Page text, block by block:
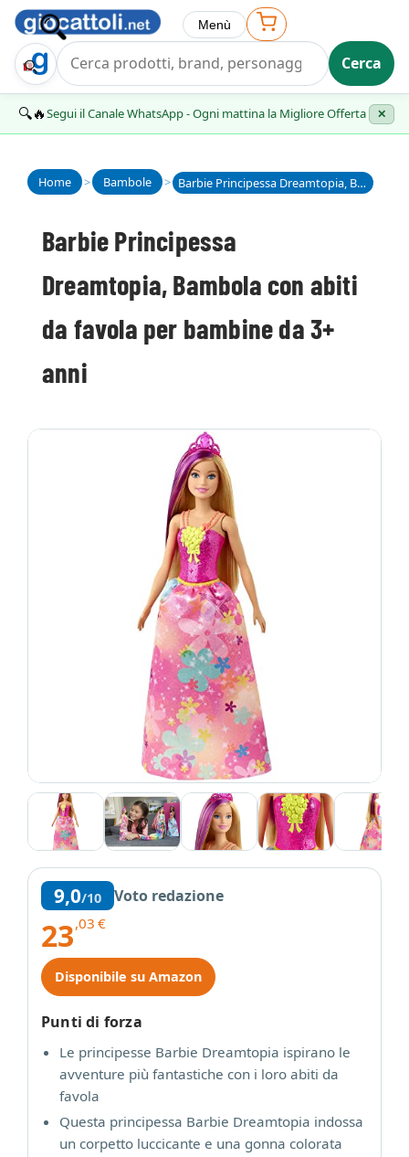
Trova Regalo Cerca
Menù
🔍🔥Segui il Canale WhatsApp - Ogni mattina la Migliore Offerta ✕
Home > Bambole > Barbie Principessa Dreamtopia, Bambola con abiti da favola per bambine da 3+ anni
Barbie Principessa
Dreamtopia, Bambola con abiti
da favola per bambine da 3+
anni
9,0/10 Voto redazione
23,03 €
Disponibile su Amazon
Punti di forza
Le principesse Barbie Dreamtopia ispirano le
avventure più fantastiche con i loro abiti da
favola
Questa principessa Barbie Dreamtopia indossa
un corpetto luccicante e una gonna colorata